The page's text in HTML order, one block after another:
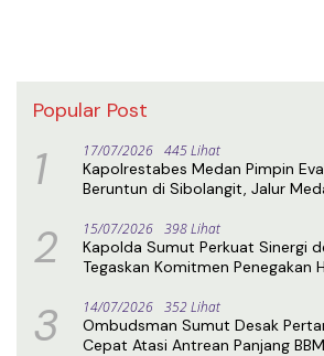
Popular Post
1 17/07/2026 445 Lihat
Kapolrestabes Medan Pimpin
Beruntun di Sibolangit, Jalur
2 15/07/2026 398 Lihat
Kapolda Sumut Perkuat Sinergi
Tegaskan Komitmen Penegakan
3 14/07/2026 352 Lihat
Ombudsman Sumut Desak
Cepat Atasi Antrean Panjang